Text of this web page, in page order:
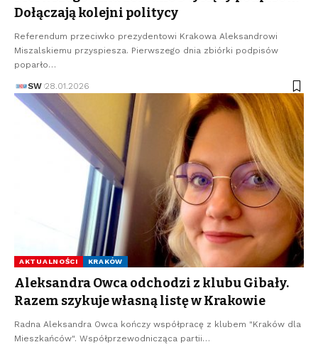
Dołączają kolejni politycy
Referendum przeciwko prezydentowi Krakowa Aleksandrowi
Miszalskiemu przyspiesza. Pierwszego dnia zbiórki podpisów
poparło…
SW 28.01.2026
AKTUALNOŚCI KRAKÓW
Aleksandra Owca odchodzi z klubu Gibały.
Razem szykuje własną listę w Krakowie
Radna Aleksandra Owca kończy współpracę z klubem "Kraków dla
Mieszkańców". Współprzewodnicząca partii…